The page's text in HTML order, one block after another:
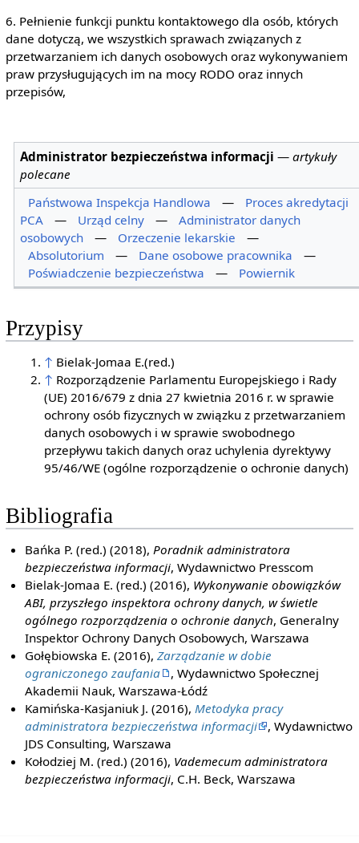
6. Pełnienie funkcji punktu kontaktowego dla osób, których
dane dotyczą, we wszystkich sprawach związanych z
przetwarzaniem ich danych osobowych oraz wykonywaniem
praw przysługujących im na mocy RODO oraz innych
przepisów,
Administrator bezpieczeństwa informacji —artykuły
polecane
Państwowa Inspekcja Handlowa
—
Proces akredytacji
PCA
— Urząd celny —
Administrator danych
osobowych
— Orzeczenie lekarskie
—
Absolutorium
— Dane osobowe pracownika
—
Poświadczenie bezpieczeństwa
— Powiernik
Przypisy
↑ Bielak-Jomaa E.(red.)
↑ Rozporządzenie Parlamentu Europejskiego i Rady
(UE) 2016/679 z dnia 27 kwietnia 2016 r. w sprawie
ochrony osób fizycznych w związku z przetwarzaniem
danych osobowych i w sprawie swobodnego
przepływu takich danych oraz uchylenia dyrektywy
95/46/WE (ogólne rozporządzenie o ochronie danych)
Bibliografia
Bańka P. (red.) (2018), Poradnik administratora
bezpieczeństwa informacji, Wydawnictwo Presscom
Bielak-Jomaa E. (red.) (2016), Wykonywanie obowiązków
ABI, przyszłego inspektora ochrony danych, w świetle
ogólnego rozporządzenia o ochronie danych, Generalny
Inspektor Ochrony Danych Osobowych, Warszawa
Gołębiowska E. (2016),Zarządzanie w dobie
ograniczonego zaufania
, Wydawnictwo Społecznej
Akademii Nauk, Warszawa-Łódź
Kamińska-Kasjaniuk J. (2016), Metodyka pracy
administratora bezpieczeństwa informacji
, Wydawnictwo
JDS Consulting, Warszawa
Kołodziej M. (red.) (2016), Vademecum administratora
bezpieczeństwa informacji, C.H. Beck, Warszawa